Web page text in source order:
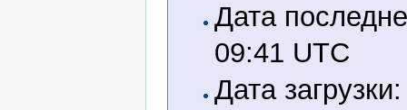
Дата
09:41 UTC
Дата